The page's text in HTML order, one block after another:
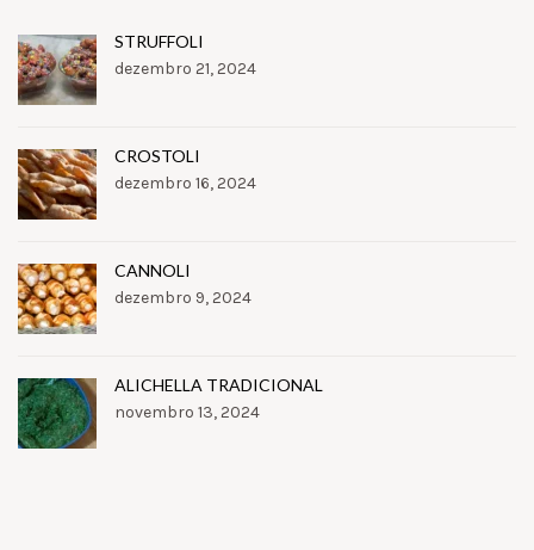
STRUFFOLI
dezembro 21, 2024
CROSTOLI
dezembro 16, 2024
CANNOLI
dezembro 9, 2024
ALICHELLA TRADICIONAL
novembro 13, 2024